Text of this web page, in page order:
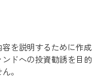
を説明するために作成
ドへの投資勧誘を目的
。